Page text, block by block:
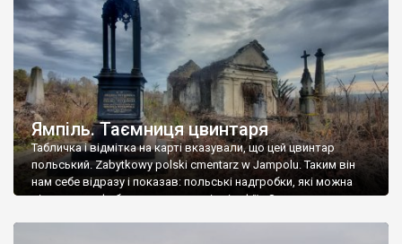
Ямпіль. Таємниця цвинтаря
Табличка і відмітка на карті вказували, що цей цвинтар
польський. Zabytkowy polski cmentarz w Jampolu. Таким він
нам себе відразу і показав: польські надгробки, які можна
віднести до фабричних, польські епітафії… Загалом цвинтар